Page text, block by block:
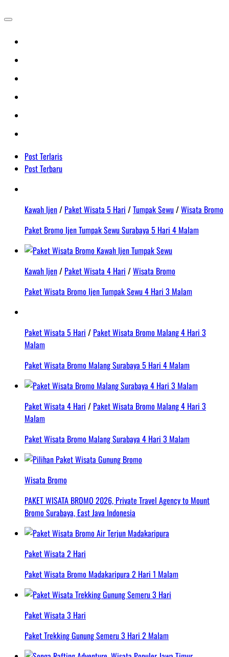
Post Terlaris
Post Terbaru
Kawah Ijen/ Paket Wisata 5 Hari /Tumpak Sewu/Wisata Bromo
Paket Bromo Ijen Tumpak Sewu Surabaya 5 Hari 4 Malam
Kawah Ijen/ Paket Wisata 4 Hari /Wisata Bromo
Paket Wisata Bromo Ijen Tumpak Sewu 4 Hari 3 Malam
Paket Wisata 5 Hari / Paket Wisata Bromo Malang 4 Hari 3
Malam
Paket Wisata Bromo Malang Surabaya 5 Hari 4 Malam
Paket Wisata 4 Hari / Paket Wisata Bromo Malang 4 Hari 3
Malam
Paket Wisata Bromo Malang Surabaya 4 Hari 3 Malam
Wisata Bromo
PAKET WISATA BROMO 2026, Private Travel Agency to Mount
Bromo Surabaya, East Java Indonesia
Paket Wisata 2 Hari
Paket Wisata Bromo Madakaripura 2 Hari 1 Malam
Paket Wisata 3 Hari
Paket Trekking Gunung Semeru 3 Hari 2 Malam